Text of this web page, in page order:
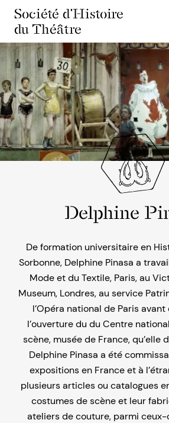
Société d'Histoire
du Théâtre
Delphine
De formation universitaire en
Sorbonne, Delphine Pinasa a
Mode et du Textile, Paris, au
Museum, Londres, au service
l’Opéra national de Paris
l’ouverture du du Centre
scène, musée de France, qu’elle
Delphine Pinasa a été
expositions en France et à
plusieurs articles ou catalogues
costumes de scène et leur
ateliers de couture, parmi ceux-